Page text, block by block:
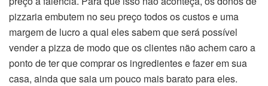
pizzaria embutem no seu preço todos os custos e uma
margem de lucro a qual eles sabem que será possível
vender a pizza de modo que os clientes não achem caro a
ponto de ter que comprar os ingredientes e fazer em sua
casa, ainda que saia um pouco mais barato para eles.